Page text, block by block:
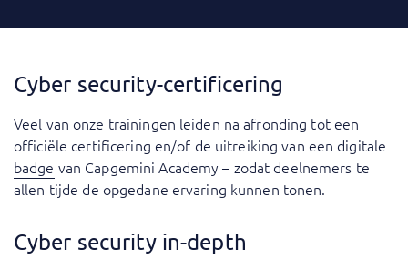
Cyber security-certificering
Veel van onze trainingen leiden na afronding tot een
officiële certificering en/of de uitreiking van een digitale
badge van Capgemini Academy – zodat deelnemers te
allen tijde de opgedane ervaring kunnen tonen.
Cyber security in-depth